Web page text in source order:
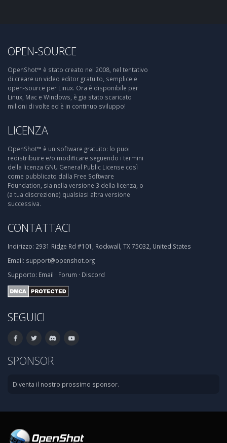
OPEN-SOURCE
OpenShot™ è stato creato nel 2008, nel tentativo
di creare un video editor gratuito, semplice e
open-source per Linux. Ora è disponibile per
Linux, Mac e Windows, è gia stato scaricato
milioni di volte ed è in continuo sviluppo!
LICENZA
OpenShot™ è un software gratuito: lo puoi
redistribuire e/o modificare seguendo i termini
della licenza GNU General Public License così
come pubblicato dalla Free Software
Foundation, sia nella versione 3 della licenza, o
(a tua discrezione) qualsiasi altra versione
successiva.
CONTATTACI
Indirizzo: 2931 Ridge Rd #101, Rockwall, TX 75032, United States
Email: support@openshot.org
Supporto: Email · Forum · Discord
SEGUICI
SPONSOR
Diventa il nostro prossimo sponsor.